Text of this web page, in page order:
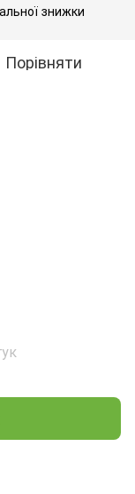
знижки
Порівняти